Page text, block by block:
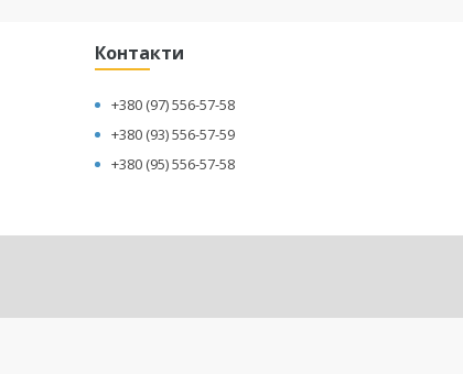
Контакти
+380 (97) 556-57-58
+380 (93) 556-57-59
+380 (95) 556-57-58